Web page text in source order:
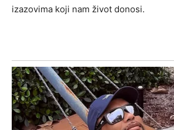
izazovima koji nam život donosi.